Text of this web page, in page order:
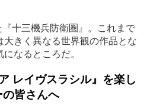
十三機兵防衛圏』。これまで
きく異なる世界観の作品とな
なるところだ。
レイヴスラシル』を楽し
皆さんへ